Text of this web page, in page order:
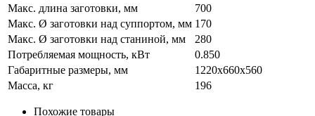
Макс. длина заготовки, мм
700
Макс. Ø заготовки над суппортом, мм 170
Макс. Ø заготовки над станиной, мм
280
Потребляемая мощность, кВт
0.850
Габаритные размеры, мм
1220x660x560
Масса, кг
196
Похожие товары